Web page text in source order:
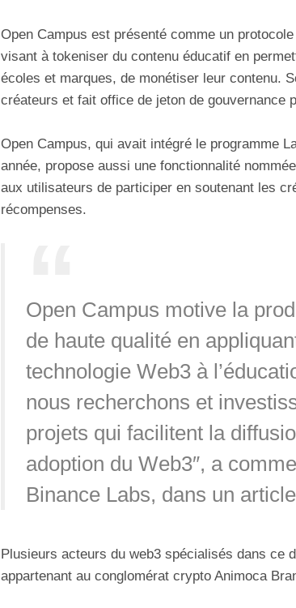
Open Campus est présenté comme un protocole
visant à tokeniser du contenu éducatif en
écoles et marques, de monétiser leur contenu.
créateurs et fait office de jeton de gouvernance
Open Campus, qui avait intégré le programme
année, propose aussi une fonctionnalité
aux utilisateurs de participer en soutenant les
récompenses.
Open Campus motive la
de haute qualité en
technologie Web3 à
nous recherchons et
projets qui facilitent la
adoption du Web3″, a
Binance Labs, dans un
Plusieurs acteurs du web3 spécialisés dans ce
appartenant au conglomérat crypto Animoca